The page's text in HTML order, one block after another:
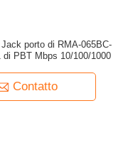
porto di RMA-065BC-
di PBT Mbps 10/100/1000
Contatto